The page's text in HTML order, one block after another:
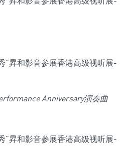
Anniversary演奏曲